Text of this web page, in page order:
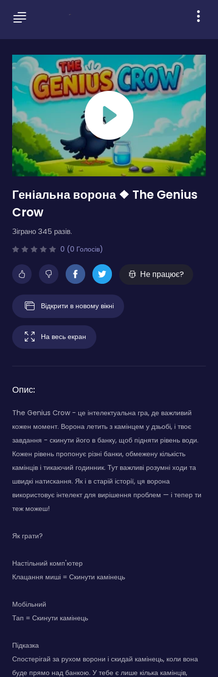
Геніальна ворона ❖ The Genius
Crow
Зіграно 345 разів.
0 (0 Голосів)
Не працює?
Відкрити в новому вікні
На весь екран
Опис:
The Genius Crow - це інтелектуальна гра, де важливий
кожен момент. Ворона летить з камінцем у дзьобі, і твоє
завдання - скинути його в банку, щоб підняти рівень води.
Кожен рівень пропонує різні банки, обмежену кількість
камінців і тикаючий годинник. Тут важливі розумні ходи та
швидкі натискання. Як і в старій історії, ця ворона
використовує інтелект для вирішення проблем — і тепер ти
теж можеш!
Як грати?
Настільний комп'ютер
Клацання миші = Скинути камінець
Мобільний
Тап = Скинути камінець
Підказка
Спостерігай за рухом ворони і скидай камінець, коли вона
буде прямо над банкою. У тебе є лише кілька камінців,